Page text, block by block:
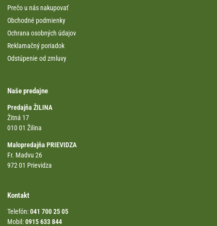
Prečo u nás nakupovať
Obchodné podmienky
Ochrana osobných údajov
Reklamačný poriadok
Odstúpenie od zmluvy
Naše predajne
Predajňa ŽILINA
Žitná 17
010 01 Žilina
Malopredajňa PRIEVIDZA
Fr. Madvu 26
972 01 Prievidza
Kontakt
Telefón:041 700 25 05
Mobil:0915 633 844